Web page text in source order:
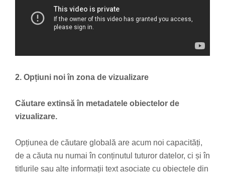
2. Opțiuni noi în zona de vizualizare
Căutare extinsă în metadatele obiectelor de
vizualizare.
Opțiunea de căutare globală are acum noi capacități,
de a căuta nu numai în conținutul tuturor datelor, ci și în
titlurile sau alte informații text asociate cu obiectele din